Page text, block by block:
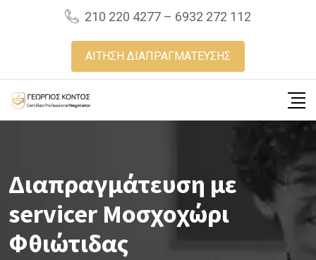
210 220 4277 – 6932 272 112
ΑΙΤΗΣΗ ΔΙΑΠΡΑΓΜΑΤΕΥΣΗΣ
Διαπραγμάτευση με
servicer Μοσχοχώρι
Φθιώτιδας